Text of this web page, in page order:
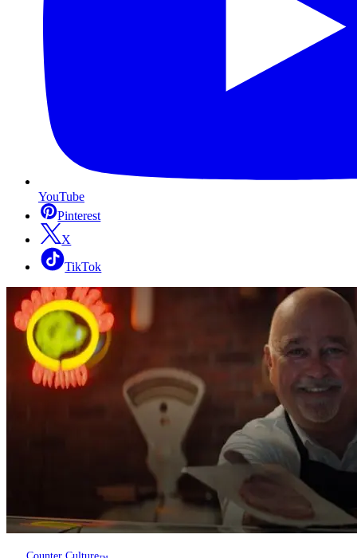
YouTube
Pinterest
X
TikTok